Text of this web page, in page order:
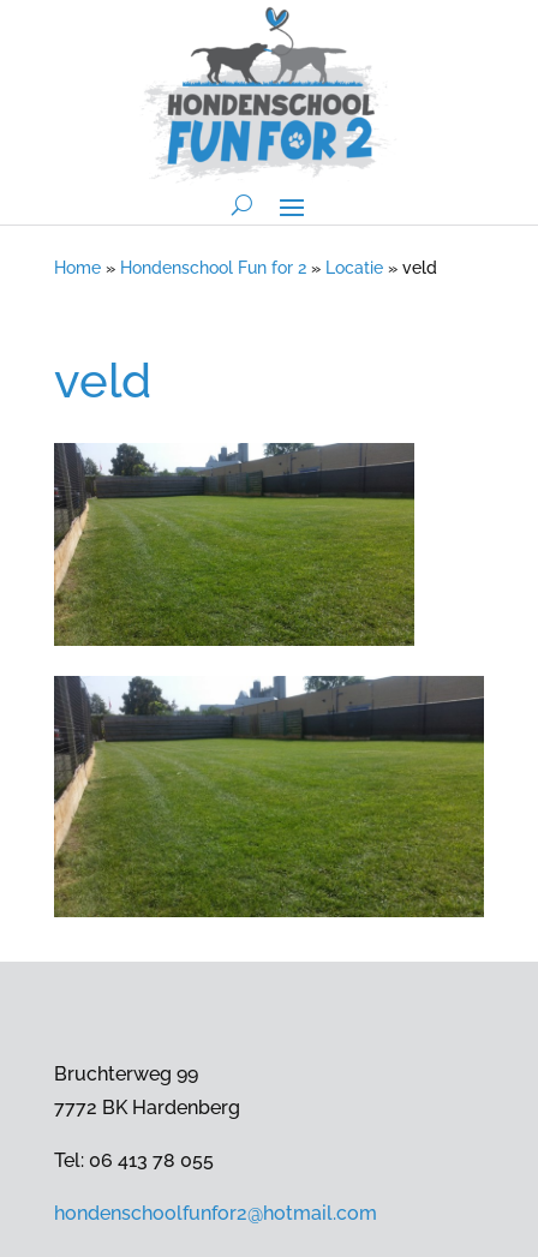
Home» Hondenschool Fun for 2» Locatie» veld
veld
Bruchterweg 99
7772 BK Hardenberg
Tel: 06 413 78 055
hondenschoolfunfor2@hotmail.com